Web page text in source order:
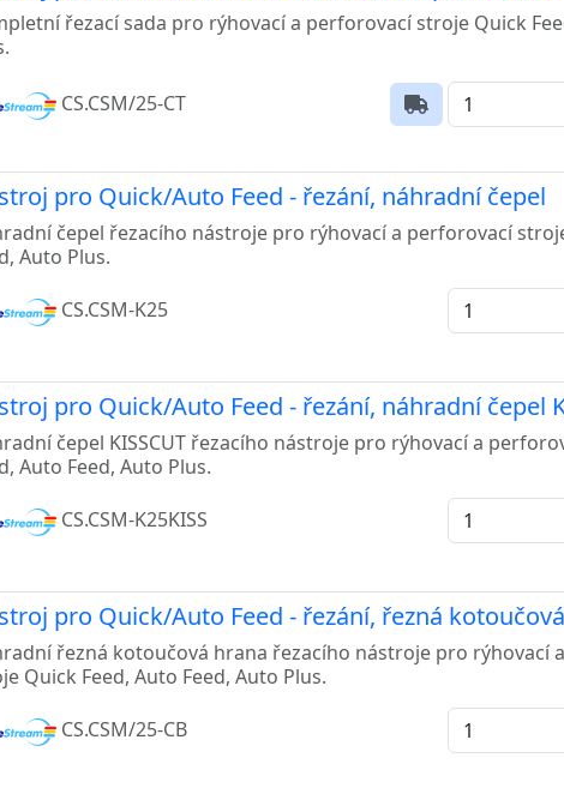
řezací sada pro rýhovací a perforovací stroje Quick
CS.CSM/25-CT
pro Quick/Auto Feed - řezání, náhradní čepel
čepel řezacího nástroje pro rýhovací a perforovací
Auto Plus.
CS.CSM-K25
pro Quick/Auto Feed - řezání, náhradní čepel
čepel KISSCUT řezacího nástroje pro rýhovací a
Auto Feed, Auto Plus.
CS.CSM-K25KISS
pro Quick/Auto Feed - řezání, řezná
řezná kotoučová hrana řezacího nástroje pro rýhovací
Quick Feed, Auto Feed, Auto Plus.
CS.CSM/25-CB